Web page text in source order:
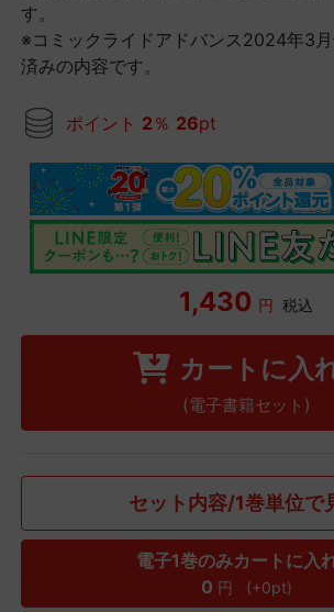
す。
※コミックライドアドバンス2024年3
済みの内容です。
ポイント 2 ％ 26pt
1,430 円 税込
カートに入
(電子書籍セット)
セット内容/1巻単位で
電子1巻のみカートに入
0 円 (+0pt)